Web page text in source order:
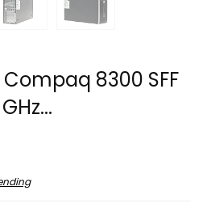
8300 SFF